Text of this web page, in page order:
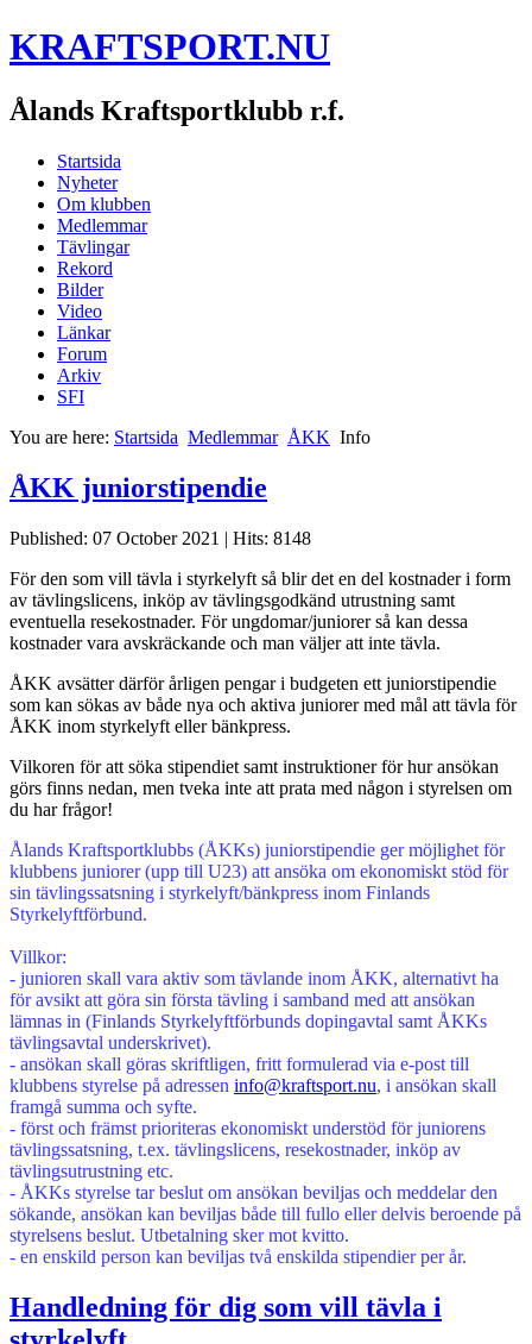
KRAFTSPORT.NU
Ålands Kraftsportklubb r.f.
Startsida
Nyheter
Om klubben
Medlemmar
Tävlingar
Rekord
Bilder
Video
Länkar
Forum
Arkiv
SFI
You are here: Startsida Medlemmar ÅKK Info
ÅKK juniorstipendie
Published: 07 October 2021 | Hits: 8148
För den som vill tävla i styrkelyft så blir det en del kostnader i form
av tävlingslicens, inköp av tävlingsgodkänd utrustning samt
eventuella resekostnader. För ungdomar/juniorer så kan dessa
kostnader vara avskräckande och man väljer att inte tävla.
ÅKK avsätter därför årligen pengar i budgeten ett juniorstipendie
som kan sökas av både nya och aktiva juniorer med mål att tävla för
ÅKK inom styrkelyft eller bänkpress.
Vilkoren för att söka stipendiet samt instruktioner för hur ansökan
görs finns nedan, men tveka inte att prata med någon i styrelsen om
du har frågor!
Ålands Kraftsportklubbs (ÅKKs) juniorstipendie ger möjlighet för
klubbens juniorer (upp till U23) att ansöka om ekonomiskt stöd för
sin tävlingssatsning i styrkelyft/bänkpress inom Finlands
Styrkelyftförbund.
Villkor:
- junioren skall vara aktiv som tävlande inom ÅKK, alternativt ha
för avsikt att göra sin första tävling i samband med att ansökan
lämnas in (Finlands Styrkelyftförbunds dopingavtal samt ÅKKs
tävlingsavtal underskrivet).
- ansökan skall göras skriftligen, fritt formulerad via e-post till
klubbens styrelse på adressen info@kraftsport.nu, i ansökan skall
framgå summa och syfte.
- först och främst prioriteras ekonomiskt understöd för juniorens
tävlingssatsning, t.ex. tävlingslicens, resekostnader, inköp av
tävlingsutrustning etc.
- ÅKKs styrelse tar beslut om ansökan beviljas och meddelar den
sökande, ansökan kan beviljas både till fullo eller delvis beroende på
styrelsens beslut. Utbetalning sker mot kvitto.
- en enskild person kan beviljas två enskilda stipendier per år.
Handledning för dig som vill tävla i